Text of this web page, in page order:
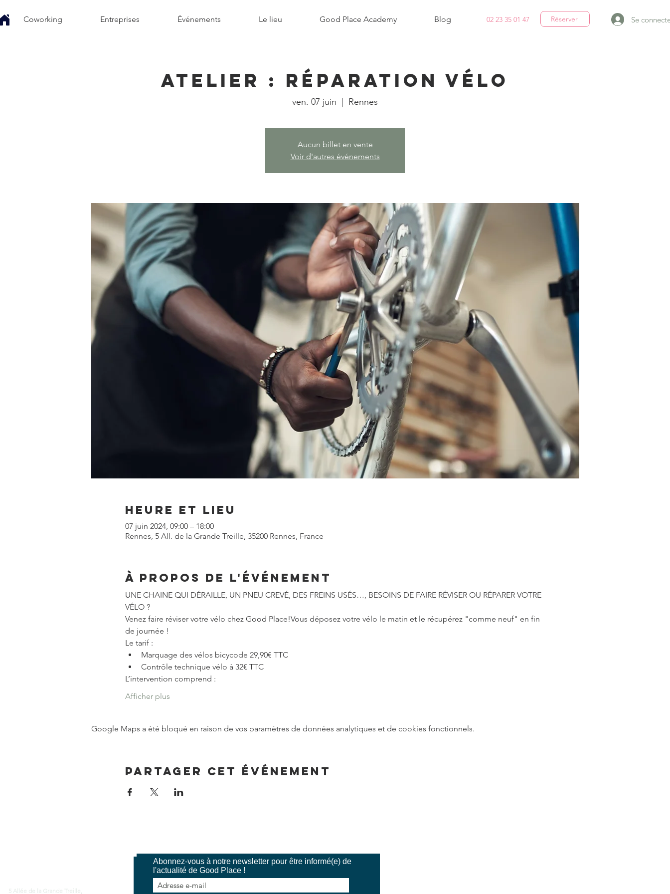
Coworking Entreprises Événements Le lieu Good Place Academy Blog 02 23 35 01 47 Réserver Se
Atelier : Réparation Vélo
ven. 07 juin Rennes
Aucun billet en vente
Voir d'autres événements
Heure et lieu
07 juin 2024, 09:00 – 18:00
Rennes, 5 All. de la Grande Treille, 35200 Rennes, France
À propos de l'événement
UNE CHAINE QUI DÉRAILLE, UN PNEU CREVÉ, DES FREINS USÉS…, BESOINS DE FAIRE RÉVISER OU RÉPARER VOTRE
VÉLO ?
Venez faire réviser votre vélo chez Good Place!Vous déposez votre vélo le matin et le récupérez "comme neuf" en fin
de journée !
Le tarif :
Marquage des vélos bicycode 29,90€ TTC
Contrôle technique vélo à 32€ TTC
L’intervention comprend :
Afficher plus
Google Maps a été bloqué en raison de vos paramètres de données analytiques et de cookies fonctionnels.
Partager cet événement
Abonnez-vous à notre newsletter pour être informé(e) de
l'actualité de Good Place !